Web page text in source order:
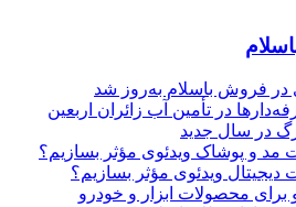
فروش باسلام به‌روز شد
در تأمین آب زائران اربعین
و پوشاک ویدئوی مؤثر بسازیم؟
ویدئوی مؤثر بسازیم؟
برای محصولات ابزار و خودرو